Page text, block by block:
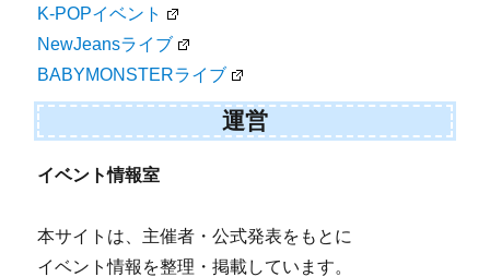
K-POPイベント
NewJeansライブ
BABYMONSTERライブ
運営
イベント情報室
本サイトは、主催者・公式発表をもとに
イベント情報を整理・掲載しています。